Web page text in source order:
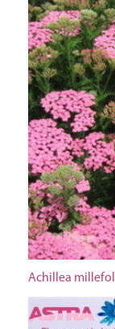
Achillea